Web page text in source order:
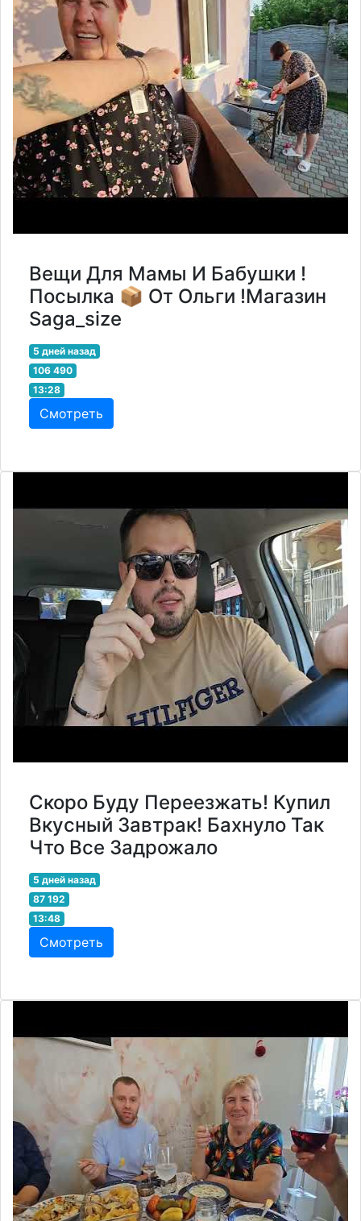
Вещи Для Мамы И Бабушки !
Посылка 📦 От Ольги !Магазин
Saga_size
5 дней назад
106 490
13:28
Смотреть
Скоро Буду Переезжать! Купил
Вкусный Завтрак! Бахнуло Так
Что Все Задрожало
5 дней назад
87 192
13:48
Смотреть